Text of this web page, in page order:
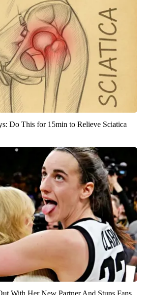
Do This for 15min to Relieve Sciatica